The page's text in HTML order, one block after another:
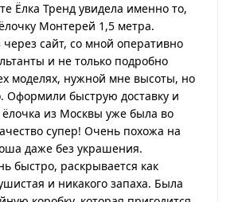
Ёлка Тренд увидела именно то,
Монтерей 1,5 метра.
сайт, со мной оперативно
и не только подробно
моделях, нужной мне высоты, но
Оформили быструю доставку и
из Москвы уже была во
супер! Очень похожа на
даже без украшения.
быстро, раскрывается как
и никакого запаха. Была